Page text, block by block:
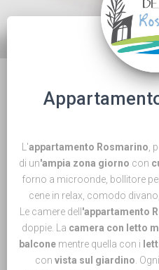
L'appartamento Rosmarino ,
di un'ampia zona giorno con
forno a microonde, bollitore
cene in relax, comodo
Le camere dell 'appartamento
doppie. La camera con letto
balcone mentre quella con i
con vista sul giardino .